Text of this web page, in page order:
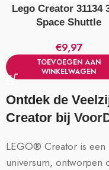
Lego Creator 31134
Space Shuttle
€9,97
TOEVOEGEN AAN
WINKELWAGEN
Ontdek de
Creator bij
LEGO® Creator is
universum, ontworpen